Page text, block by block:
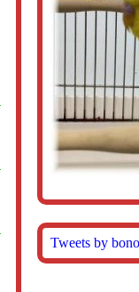
Tweets by